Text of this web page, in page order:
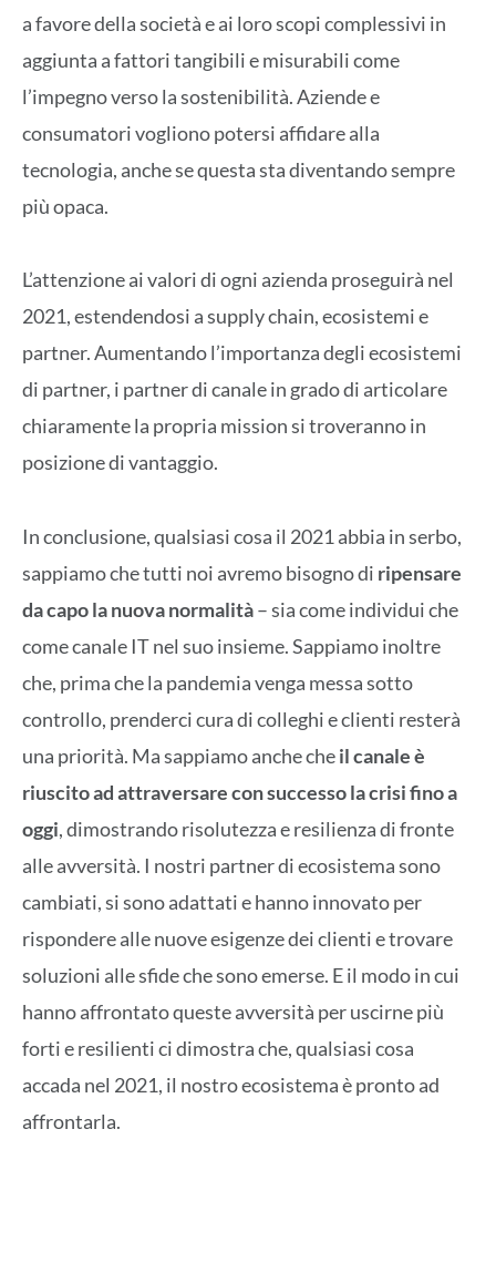
a favore della società e ai loro scopi complessivi in
aggiunta a fattori tangibili e misurabili come
l’impegno verso la sostenibilità. Aziende e
consumatori vogliono potersi affidare alla
tecnologia, anche se questa sta diventando sempre
più opaca.
L’attenzione ai valori di ogni azienda proseguirà nel
2021, estendendosi a supply chain, ecosistemi e
partner. Aumentando l’importanza degli ecosistemi
di partner, i partner di canale in grado di articolare
chiaramente la propria mission si troveranno in
posizione di vantaggio.
In conclusione, qualsiasi cosa il 2021 abbia in serbo,
sappiamo che tutti noi avremo bisogno di ripensare
da capo la nuova normalità– sia come individui che
come canale IT nel suo insieme. Sappiamo inoltre
che, prima che la pandemia venga messa sotto
controllo, prenderci cura di colleghi e clienti resterà
una priorità. Ma sappiamo anche cheil canale è
riuscito ad attraversare con successo la crisi fino a
oggi, dimostrando risolutezza e resilienza di fronte
alle avversità. I nostri partner di ecosistema sono
cambiati, si sono adattati e hanno innovato per
rispondere alle nuove esigenze dei clienti e trovare
soluzioni alle sfide che sono emerse. E il modo in cui
hanno affrontato queste avversità per uscirne più
forti e resilienti ci dimostra che, qualsiasi cosa
accada nel 2021, il nostro ecosistema è pronto ad
affrontarla.